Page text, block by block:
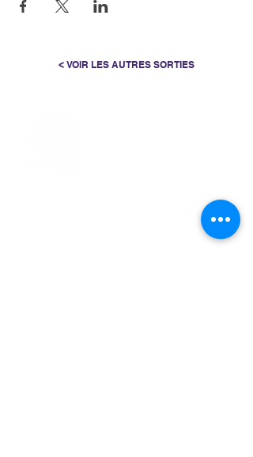
< VOIR LES AUTRES SORTIES